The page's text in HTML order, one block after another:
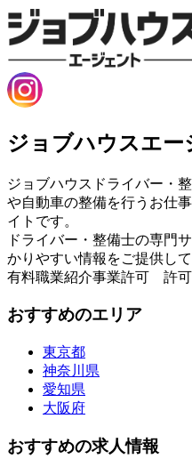
ジョブハウスエー
ジョブハウスドライバー・
や自動車の整備を行うお仕
イトです。
ドライバー・整備士の専門
かりやすい情報をご提供して
有料職業紹介事業許可 許可
おすすめのエリア
東京都
神奈川県
愛知県
大阪府
おすすめの求人情報